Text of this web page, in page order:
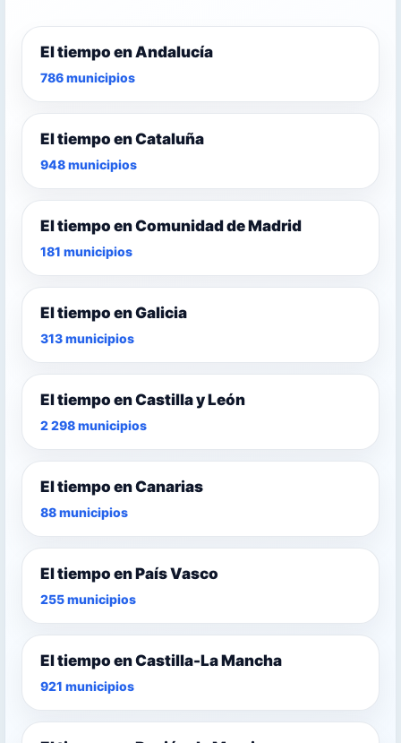
El tiempo en Andalucía
786 municipios
El tiempo en Cataluña
948 municipios
El tiempo en Comunidad de Madrid
181 municipios
El tiempo en Galicia
313 municipios
El tiempo en Castilla y León
2 298 municipios
El tiempo en Canarias
88 municipios
El tiempo en País Vasco
255 municipios
El tiempo en Castilla-La Mancha
921 municipios